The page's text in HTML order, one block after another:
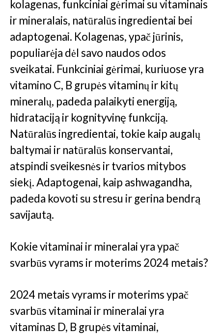
kolagenas, funkciniai gėrimai su vitaminais
ir mineralais, natūralūs ingredientai bei
adaptogenai. Kolagenas, ypač jūrinis,
populiarėja dėl savo naudos odos
sveikatai. Funkciniai gėrimai, kuriuose yra
vitamino C, B grupės vitaminų ir kitų
mineralų, padeda palaikyti energiją,
hidrataciją ir kognityvinę funkciją.
Natūralūs ingredientai, tokie kaip augalų
baltymai ir natūralūs konservantai,
atspindi sveikesnės ir tvarios mitybos
siekį. Adaptogenai, kaip ashwagandha,
padeda kovoti su stresu ir gerina bendrą
savijautą​.
Kokie vitaminai ir mineralai yra ypač
svarbūs vyrams ir moterims 2024 metais?
2024 metais vyrams ir moterims ypač
svarbūs vitaminai ir mineralai yra
vitaminas D, B grupės vitaminai,